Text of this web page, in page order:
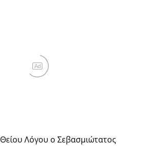
Ad
Λόγου ο Σεβασμιώτατος